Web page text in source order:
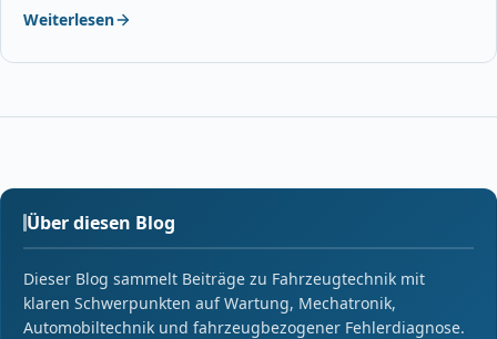
Weiterlesen
Über diesen Blog
Dieser Blog sammelt Beiträge zu Fahrzeugtechnik mit
klaren Schwerpunkten auf Wartung, Mechatronik,
Automobiltechnik und fahrzeugbezogener Fehlerdiagnose.